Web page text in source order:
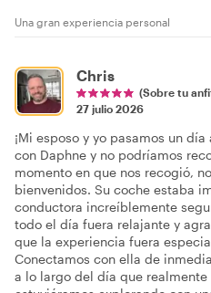
Una gran experiencia personal
Chris
(Sobre tu
27 julio 2026
¡Mi esposo y yo pasamos un
con Daphne y no podríamos
momento en que nos recogió,
bienvenidos. Su coche estaba
conductora increíblemente
todo el día fuera relajante y
que la experiencia fuera
Conectamos con ella de
a lo largo del día que realmente